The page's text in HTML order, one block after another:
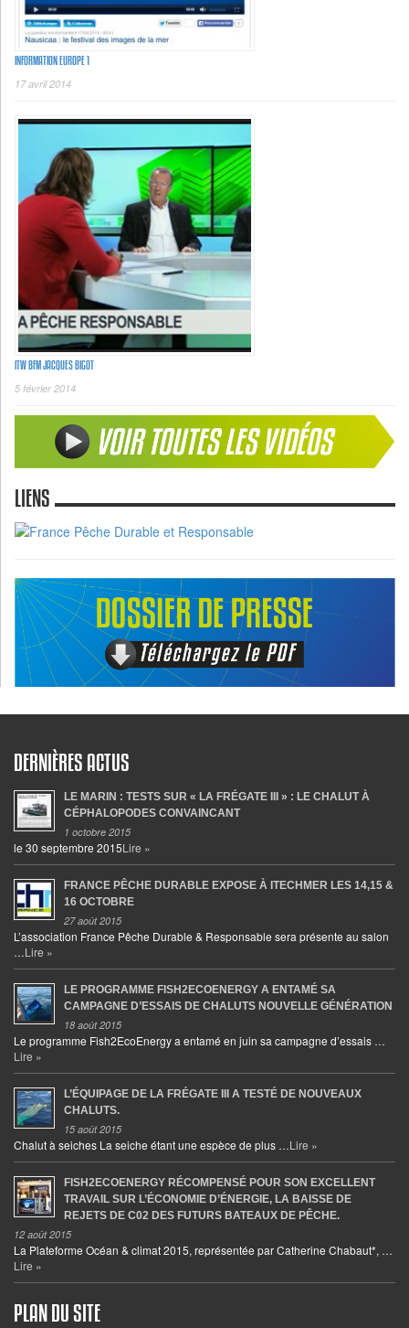
INFORMATION EUROPE 1
17 avril 2014
ITW BFM JACQUES BIGOT
5 février 2014
LIENS
DERNIÈRES ACTUS
LE MARIN : TESTS SUR « LA FRÉGATE III » : LE CHALUT À
CÉPHALOPODES CONVAINCANT
1 octobre 2015
le 30 septembre 2015Lire »
FRANCE PÊCHE DURABLE EXPOSE À ITECHMER LES 14,15 &
16 OCTOBRE
27 août 2015
L’association France Pêche Durable & Responsable sera présente au salon
…Lire »
LE PROGRAMME FISH2ECOENERGY A ENTAMÉ SA
CAMPAGNE D’ESSAIS DE CHALUTS NOUVELLE GÉNÉRATION
18 août 2015
Le programme Fish2EcoEnergy a entamé en juin sa campagne d’essais …
Lire »
L’ÉQUIPAGE DE LA FRÉGATE III A TESTÉ DE NOUVEAUX
CHALUTS.
15 août 2015
Chalut à seiches La seiche étant une espèce de plus …Lire »
FISH2ECOENERGY RÉCOMPENSÉ POUR SON EXCELLENT
TRAVAIL SUR L’ÉCONOMIE D’ÉNERGIE, LA BAISSE DE
REJETS DE C02 DES FUTURS BATEAUX DE PÊCHE.
12 août 2015
La Plateforme Océan & climat 2015, représentée par Catherine Chabaut*, …
Lire »
PLAN DU SITE